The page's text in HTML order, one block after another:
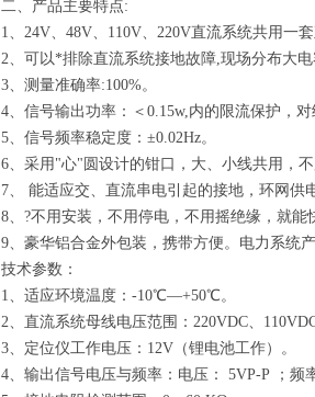
二、产品主要特点:
1、24V、48V、110V、220V直流系统共用一
2、可以*排除直流系统接地故障,现场分布大
3、测量准确率:100%。
4、信号输出功率：＜0.15w,内的限流保护，
5、信号频率稳定度：±0.02Hz。
6、采用"心"圆设计的钳口，大、小线共用，
7、 能适应交、直流串电引起的接地，环网
8、?不用安装，不用停电，不用摇绝缘，就
9、豪华铝合金外包装，携带方便。电力系统
技术参数：
1、适应环境温度：-10℃—+50℃。
2、直流系统母线电压范围：220VDC、
3、定位仪工作电压：12V（锂电池工作）。
4、输出信号电压与频率：电压： 5VP-P ；频